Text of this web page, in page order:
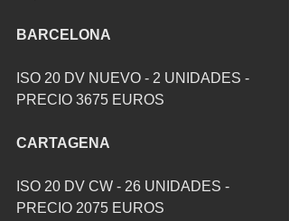
BARCELONA
ISO 20 DV NUEVO - 2 UNIDADES -
PRECIO 3675 EUROS
CARTAGENA
ISO 20 DV CW - 26 UNIDADES -
PRECIO 2075 EUROS